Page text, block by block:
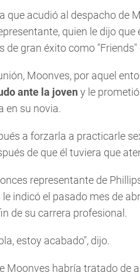
que acudió al despacho de
quien le dijo
de gran éxito como
Moonves, por aquel
ante la joven y le
en su novia.
a forzarla a practicarle
de que él tuviera que
representante de
indicó el pasado mes de
de su carrera profesional.
estoy acabado", dijo.
Moonves habría tratado de